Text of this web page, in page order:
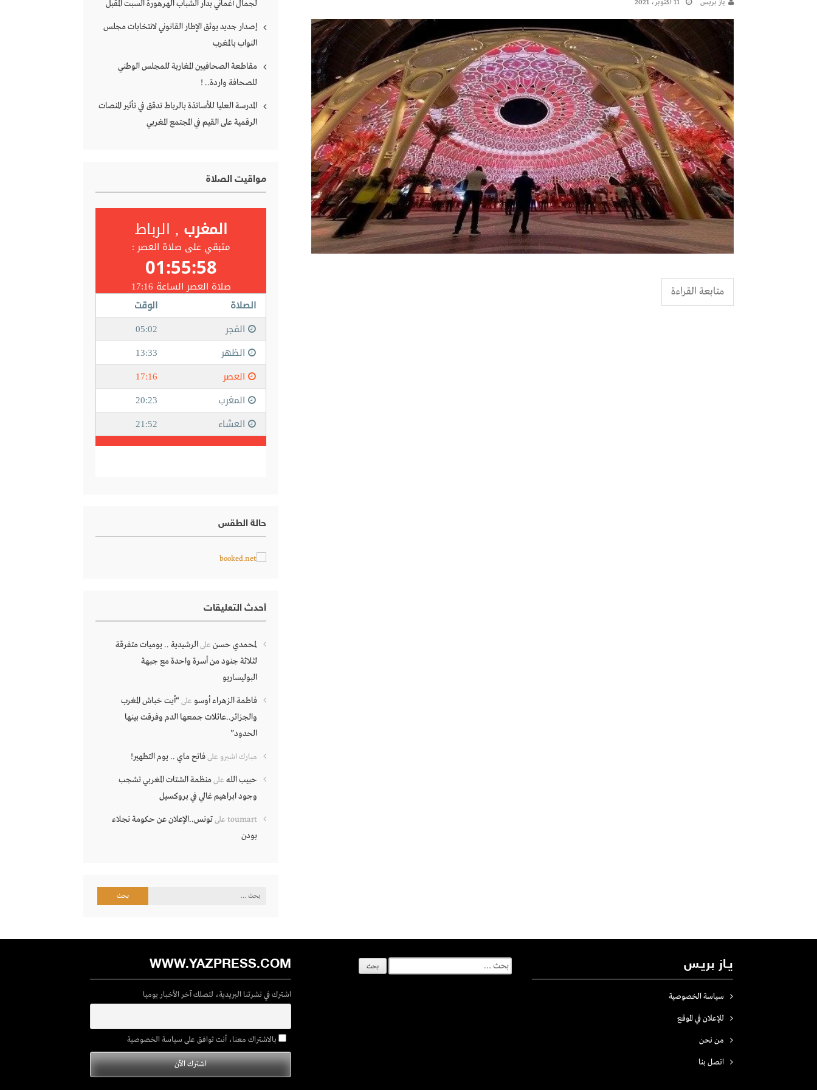
يـاز بريـس 11 أكتوبر، 2021
متابعة القراءة
لجمال أغماني بدار الشباب الهرهورة السبت المقبل
إصدار جديد يوثق الإطار القانوني لانتخابات مجلس
النواب بالمغرب
مقاطعة الصحافيين المغاربة للمجلس الوطني
للصحافة واردة.. !
المدرسة العليا للأساتذة بالرباط تدقق في تأثير المنصات
الرقمية على القيم في المجتمع المغربي
مواقيت الصلاة
حالة الطقس
أحدث التعليقات
لمحمدي حسن علىالرشيدية .. يوميات متفرقة
لثلاثة جنود من أسرة واحدة مع جبهة
البوليساريو
فاطمة الزهراء أوسو على“أيت خباش المغرب
والجزائر..عائلات جمعها الدم وفرقت بينها
الحدود”
مبارك اشبرو علىفاتح ماي .. يوم التطهير!
حبيب الله علىمنظمة الشتات المغربي تشجب
وجود ابراهيم غالي في بروكسيل
toumart علىتونس..الإعلان عن حكومة نجلاء
بودن
البحث
يـاز بريـس
سياسة الخصوصية
للإعلان في الموقع
من نحن
اتصل بنـا
البحث
عن:
WWW.YAZPRESS.COM
اشترك في نشرتنا البريدية، لتصلك آخر الأخبار يوميا
بالاشتراك معنا، أنت توافق على سياسة الخصوصية